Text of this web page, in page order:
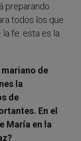
preparando
todos los que
fe: esta es la
de
la
de
En el
María en la